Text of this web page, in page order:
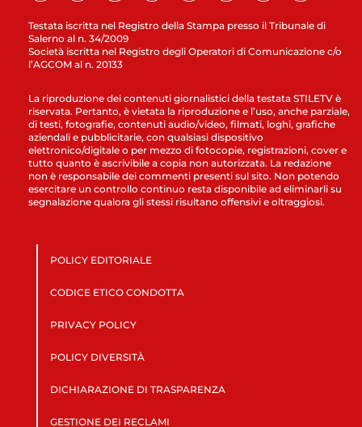
Testata iscritta nel Registro della Stampa presso il Tribunale di
Salerno al n. 34/2009
Società iscritta nel Registro degli Operatori di Comunicazione c/o
l’AGCOM al n. 20133
La riproduzione dei contenuti giornalistici della testata STILETV è
riservata. Pertanto, è vietata la riproduzione e l’uso, anche parziale,
di testi, fotografie, contenuti audio/video, filmati, loghi, grafiche
aziendali e pubblicitarie, con qualsiasi dispositivo
elettronico/digitale o per mezzo di fotocopie, registrazioni, cover e
tutto quanto è ascrivibile a copia non autorizzata. La redazione
non è responsabile dei commenti presenti sul sito. Non potendo
esercitare un controllo continuo resta disponibile ad eliminarli su
segnalazione qualora gli stessi risultano offensivi e oltraggiosi.
POLICY EDITORIALE
CODICE ETICO CONDOTTA
PRIVACY POLICY
POLICY DIVERSITÀ
DICHIARAZIONE DI TRASPARENZA
GESTIONE DEI RECLAMI